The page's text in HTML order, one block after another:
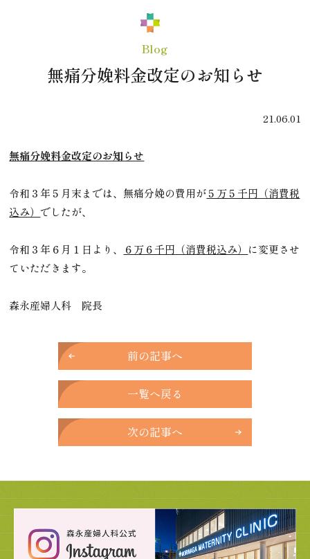
Blog
無痛分娩料金改定のお知らせ
21.06.01
無痛分娩料金改定のお知らせ
令和３年５月末までは、無痛分娩の費用が５万５千円（消費税
込み）でしたが、
令和３年６月１日より、 ６万６千円（消費税込み） に変更させ
ていただきます。
森永産婦人科 院長
前の記事へ
一覧へ戻る
次の記事へ